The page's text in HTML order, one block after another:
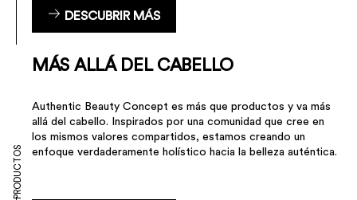
DESCUBRIR MÁS
MÁS ALLÁ DEL CABELLO
Authentic Beauty Concept es más que productos y va más
allá del cabello. Inspirados por una comunidad que cree en
los mismos valores compartidos, estamos creando un
enfoque verdaderamente holístico hacia la belleza auténtica.
PRODUCTOS